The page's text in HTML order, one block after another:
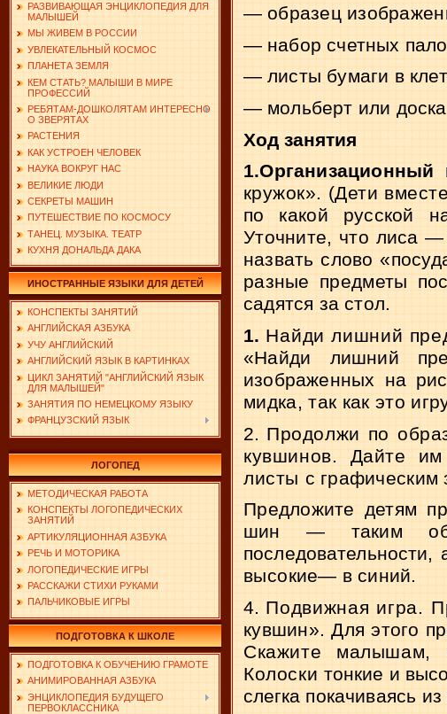
РАЗВИВАЮЩАЯ ЭНЦИКЛОПЕДИЯ ДЛЯ
МАЛЫШЕЙ
МЫ ЖИВЕМ В РОССИИ
УВЛЕКАТЕЛЬНЫЙ КОСМОС
ПЛАНЕТА ЗЕМЛЯ
КЕМ СТАТЬ? МАЛЫШИ В МИРЕ
ПРОФЕССИЙ
РЕБЯТАМ-ДОШКОЛЯТАМ ИНТЕРЕСНО
О ЗВЕРЯТАХ
РАСТЕНИЯ
КАК УСТРОЕН ЧЕЛОВЕК
НАУКА ВОКРУГ НАС
ВЕЛИКИЕ ЛЮДИ
СЕКРЕТЫ МАШИН
ПУТЕШЕСТВИЕ ПО КОСМОСУ
ТАНЕЦ. МУЗЫКА. ТЕАТР
КУХНЯ ДОНАЛЬДА ДАКА
ИНОСТРАННЫЕ ЯЗЫКИ ДЛЯ ДЕТЕЙ
КОНСПЕКТЫ ЗАНЯТИЙ
АНГЛИЙСКАЯ АЗБУКА
УЧУ АНГЛИЙСКИЙ
АНГЛИЙСКИЙ ЯЗЫК В КАРТИНКАХ
ЦИКЛ ЗАНЯТИЙ "АНГЛИЙСКИЙ ЯЗЫК
ДЛЯ МАЛЫШЕЙ"
ЗАНЯТИЯ ПО НЕМЕЦКОМУ ЯЗЫКУ
ФРАНЦУЗСКИЙ ЯЗЫК
ЛОГОПЕД
МЕТОДИЧЕСКАЯ РАБОТА
КОНСПЕКТЫ ЛОГОПЕДИЧЕСКИХ
ЗАНЯТИЙ
АРТИКУЛЯЦИОННАЯ АЗБУКА
РЕЧЬ И МОТОРИКА
ЛОГОПЕДИЧЕСКИЕ ИГРЫ
РАССКАЖИ СТИХИ РУКАМИ
ПАЛЬЧИКОВЫЕ ИГРЫ
ПОДГОТОВКА К ШКОЛЕ
ПОДГОТОВКА К ОБУЧЕНИЮ ГРАМОТЕ
АНИМИРОВАННАЯ АЗБУКА
ЭНЦИКЛОПЕДИЯ БУДУЩЕГО
ПЕРВОКЛАССНИКА
— образец
— набор счетных
— листы бумаги в
— мольберт или
Ход занятия
1.Организационный
кружок». (Дети
по какой русской
Уточните, что лиса —
назвать слово
разные предметы
садятся за стол.
1. Найди лишний
«Найди лишний
изображенных на
мидка, так как это
2. Продолжи по
кувшинов. Дайте
листы с графическим
Предложите детям
шин — таким
последовательности,
высо­кие— в синий.
4. Подвижная игра.
кувшин». Для этого
Скажите малышам,
Колоскитонкие и
слегка по­качиваясь